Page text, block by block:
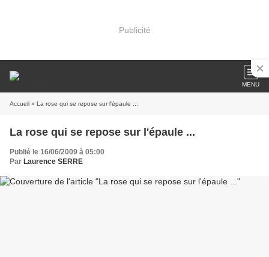
Publicité
MENU
Accueil » La rose qui se repose sur l'épaule ...
La rose qui se repose sur l'épaule ...
Publié le 16/06/2009 à 05:00
Par Laurence SERRE